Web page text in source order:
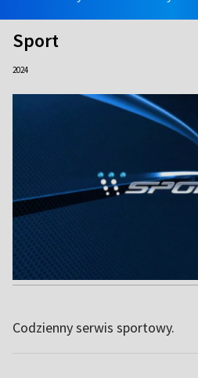
Sport
2024
Codzienny serwis sportowy.